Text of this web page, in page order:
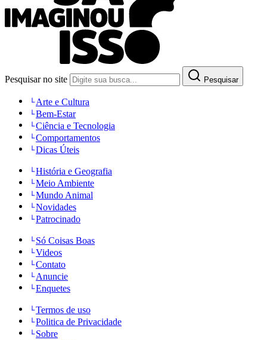
Pesquisar no site Pesquisar
Arte e Cultura
Bem-Estar
Ciência e Tecnologia
Comportamentos
Dicas Úteis
História e Geografia
Meio Ambiente
Mundo Animal
Novidades
Patrocinado
Só Coisas Boas
Videos
Contato
Anuncie
Enquetes
Termos de uso
Politica de Privacidade
Sobre